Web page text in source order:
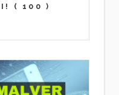
( 100 )